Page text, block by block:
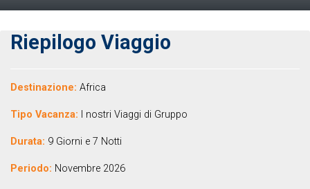
Riepilogo Viaggio
Destinazione: Africa
Tipo Vacanza: I nostri Viaggi di Gruppo
Durata: 9 Giorni e 7 Notti
Periodo: Novembre 2026